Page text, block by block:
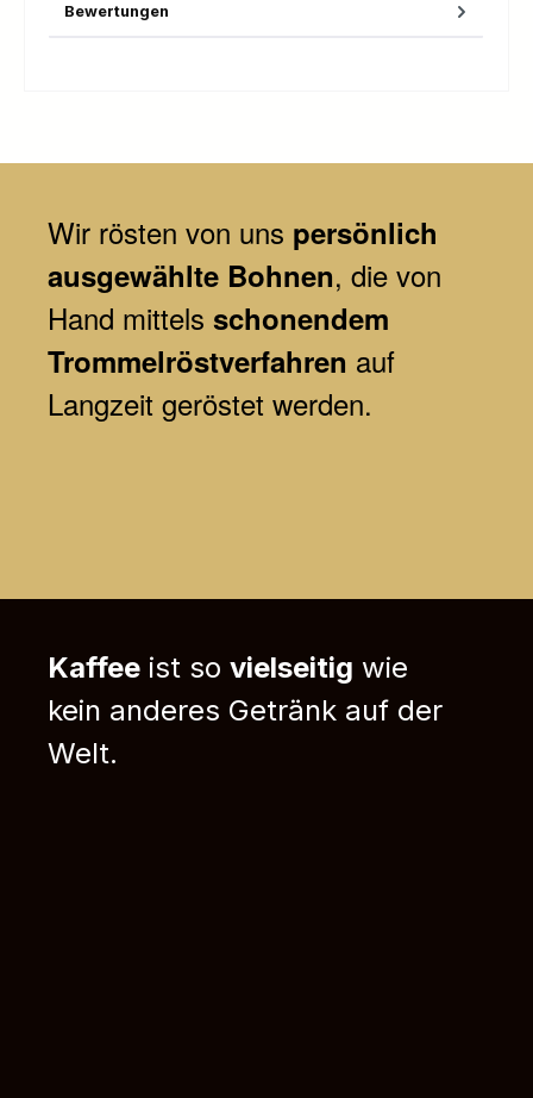
Bewertungen
Wir rösten von uns persönlich
ausgewählte Bohnen, die von
Hand mittels schonendem
Trommelröstverfahren auf
Langzeit geröstet werden.
Kaffee ist so vielseitig wie
kein anderes Getränk auf der
Welt.